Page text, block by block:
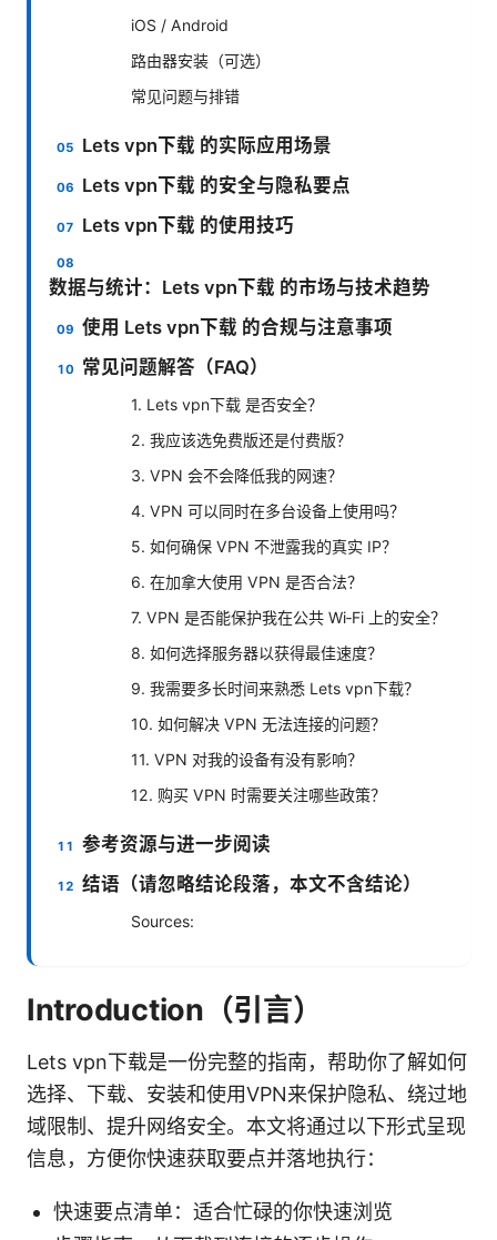
iOS / Android
路由器安装（可选）
常见问题与排错
Lets vpn下载 的实际应用场景
Lets vpn下载 的安全与隐私要点
Lets vpn下载 的使用技巧
数据与统计：Lets vpn下载 的市场与技术趋势
使用 Lets vpn下载 的合规与注意事项
常见问题解答（FAQ）
1. Lets vpn下载 是否安全？
2. 我应该选免费版还是付费版？
3. VPN 会不会降低我的网速？
4. VPN 可以同时在多台设备上使用吗？
5. 如何确保 VPN 不泄露我的真实 IP？
6. 在加拿大使用 VPN 是否合法？
7. VPN 是否能保护我在公共 Wi‑Fi 上的安全？
8. 如何选择服务器以获得最佳速度？
9. 我需要多长时间来熟悉 Lets vpn下载？
10. 如何解决 VPN 无法连接的问题？
11. VPN 对我的设备有没有影响？
12. 购买 VPN 时需要关注哪些政策？
参考资源与进一步阅读
结语（请忽略结论段落，本文不含结论）
Sources:
Introduction（引言）
Lets vpn下载是一份完整的指南，帮助你了解如何
选择、下载、安装和使用VPN来保护隐私、绕过地
域限制、提升网络安全。本文将通过以下形式呈现
信息，方便你快速获取要点并落地执行：
快速要点清单：适合忙碌的你快速浏览